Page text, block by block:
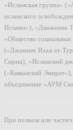
«Исламская группа»
исламского
Ислами»), «Движение
«Общество
(«Джамият Ихья ат-
Сирии), «Исламский
(«Кавказский
объединение «АУМ
При полном или